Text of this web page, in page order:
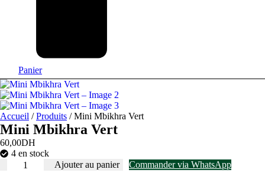
Panier
Accueil /Produits / Mini Mbikhra Vert
Mini Mbikhra Vert
60,00DH
4 en stock
quantité
Ajouter au panier Commander via WhatsApp